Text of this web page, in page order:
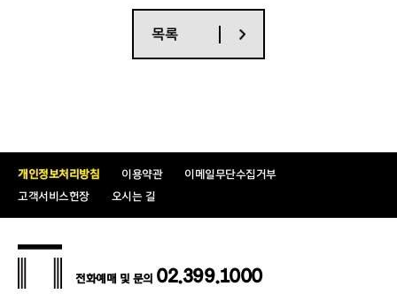
목록
개인정보처리방침 이용약관
이메일무단수집거부
고객서비스헌장
오시는 길
전화예매 및 문의 02.399.1000